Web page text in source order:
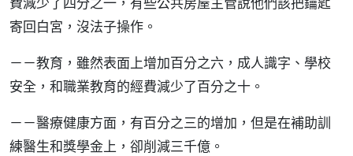
寄回白宮，沒法子操作。
－－教育，雖然表面上增加百分之六，成人識字、學校
安全，和職業教育的經費減少了百分之十。
－－醫療健康方面，有百分之三的增加，但是在補助訓
練醫生和獎學金上，卻削減三千億。